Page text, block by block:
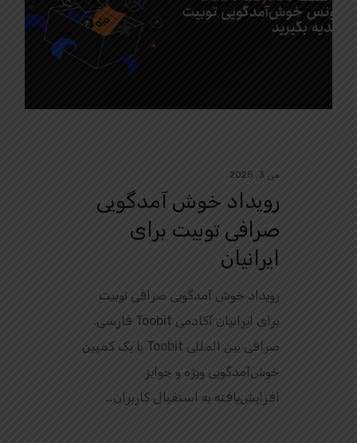
می 3, 2025
رویداد خوش‌ آمدگویی
صرافی توبیت برای
ایرانیان
رویداد خوش‌ آمدگویی صرافی توبیت
برای ایرانیان آکادمی Toobit فارسی.
صرافی بین‌ المللی Toobit با یک کمپین
خوش‌آمدگویی ویژه و جوایز
افزایش‌یافته به استقبال کاربران…